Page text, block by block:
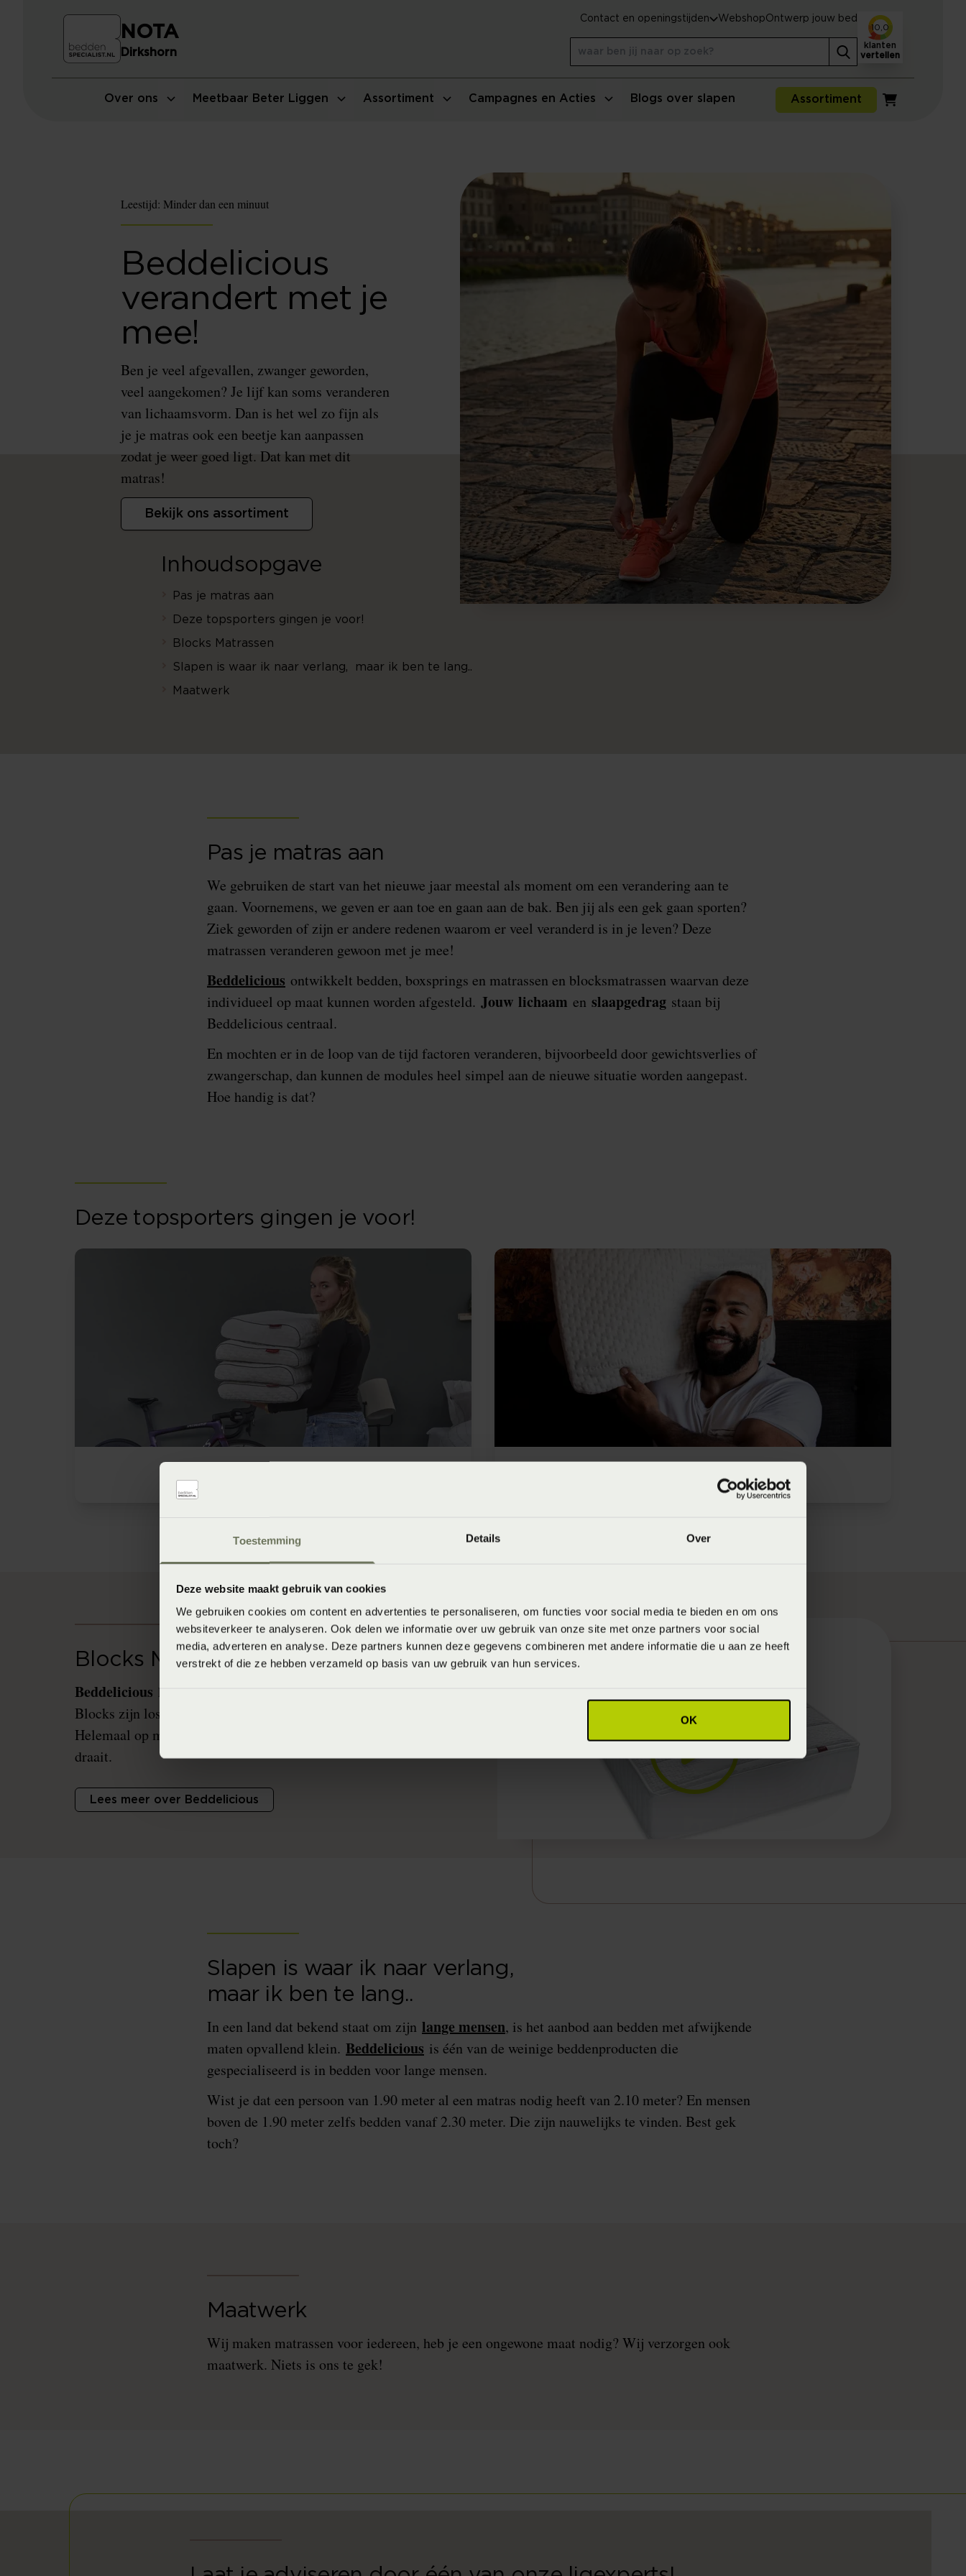
Toestemming Details Over
Deze website maakt gebruik van cookies
We gebruiken cookies om content en advertenties te personaliseren, om functies voor social media te bieden en om ons
websiteverkeer te analyseren. Ook delen we informatie over uw gebruik van onze site met onze partners voor social
media, adverteren en analyse. Deze partners kunnen deze gegevens combineren met andere informatie die u aan ze heeft
verstrekt of die ze hebben verzameld op basis van uw gebruik van hun services.
OK
Over ons Meetbaar Beter Liggen Assortiment Campagnes en Acties Blogs over slapen Assortiment
Winkelwagen
NOTA
Dirkshorn
Contact en openingstijden WebshopOntwerp jouw bed
10,0
klanten
vertellen
Leestijd: Minder dan een minuut
Beddelicious
verandert met je
mee!
Ben je veel afgevallen, zwanger geworden,
veel aangekomen? Je lijf kan soms veranderen
van lichaamsvorm. Dan is het wel zo fijn als
je je matras ook een beetje kan aanpassen
zodat je weer goed ligt. Dat kan met dit
matras!
Bekijk ons assortiment
Inhoudsopgave
Pas je matras aan
Deze topsporters gingen je voor!
Blocks Matrassen
Slapen is waar ik naar verlang, maar ik ben te lang..
Maatwerk
Pas je matras aan
We gebruiken de start van het nieuwe jaar meestal als moment om een verandering aan te
gaan. Voornemens, we geven er aan toe en gaan aan de bak. Ben jij als een gek gaan sporten?
Ziek geworden of zijn er andere redenen waarom er veel veranderd is in je leven? Deze
matrassen veranderen gewoon met je mee!
Beddelicious ontwikkelt bedden, boxsprings en matrassen en blocksmatrassen waarvan deze
individueel op maat kunnen worden afgesteld. Jouw lichaam en slaapgedrag staan bij
Beddelicious centraal.
En mochten er in de loop van de tijd factoren veranderen, bijvoorbeeld door gewichtsverlies of
zwangerschap, dan kunnen de modules heel simpel aan de nieuwe situatie worden aangepast.
Hoe handig is dat?
Deze topsporters gingen je voor!
Blocks Matrassen
Beddelicious heeft het innovatieve
Blocks zijn losse matrasblokken met ieder een eigen hardheid.
Helemaal op maat en individueel instelbaar, dat is waar het om
draait.
Lees meer over Beddelicious
Slapen is waar ik naar verlang,
maar ik ben te lang..
In een land dat bekend staat om zijn lange mensen, is het aanbod aan bedden met afwijkende
maten opvallend klein. Beddelicious is één van de weinige beddenproducten die
gespecialiseerd is in bedden voor lange mensen.
Wist je dat een persoon van 1.90 meter al een matras nodig heeft van 2.10 meter? En mensen
boven de 1.90 meter zelfs bedden vanaf 2.30 meter. Die zijn nauwelijks te vinden. Best gek
toch?
Maatwerk
Wij maken matrassen voor iedereen, heb je een ongewone maat nodig? Wij verzorgen ook
maatwerk. Niets is ons te gek!